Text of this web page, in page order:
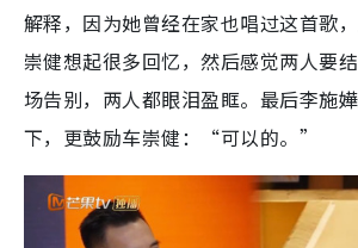
解释，因为她曾经在家也唱过这首歌
崇健想起很多回忆，然后感觉两人要
场告别，两人都眼泪盈眶。最后李施
下，更鼓励车崇健：“可以的。”